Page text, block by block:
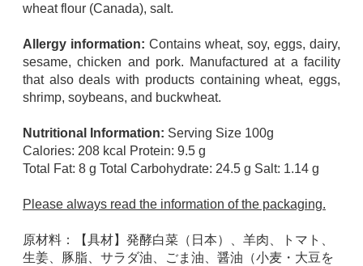
wheat flour (Canada), salt.
Allergy information: Contains wheat, soy, eggs, dairy,
sesame, chicken and pork. Manufactured at a facility
that also deals with products containing wheat, eggs,
shrimp, soybeans, and buckwheat.
Nutritional Information: Serving Size 100g
Calories: 208 kcal Protein: 9.5 g
Total Fat: 8 g Total Carbohydrate: 24.5 g Salt: 1.14 g
Please always read the information of the packaging.
原材料：【具材】発酵白菜（日本）、羊肉、トマト、
生姜、豚脂、サラダ油、ごま油、醤油（小麦・大豆を